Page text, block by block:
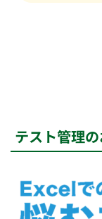
テスト管理